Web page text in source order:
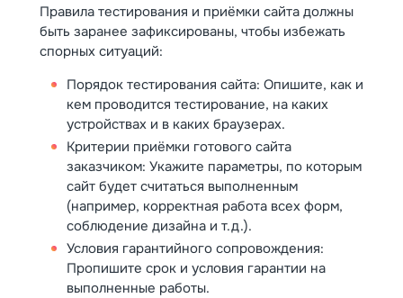
Правила тестирования и приёмки сайта должны
быть заранее зафиксированы, чтобы избежать
спорных ситуаций:
Порядок тестирования сайта: Опишите, как и
кем проводится тестирование, на каких
устройствах и в каких браузерах.
Критерии приёмки готового сайта
заказчиком: Укажите параметры, по которым
сайт будет считаться выполненным
(например, корректная работа всех форм,
соблюдение дизайна и т.д.).
Условия гарантийного сопровождения:
Пропишите срок и условия гарантии на
выполненные работы.